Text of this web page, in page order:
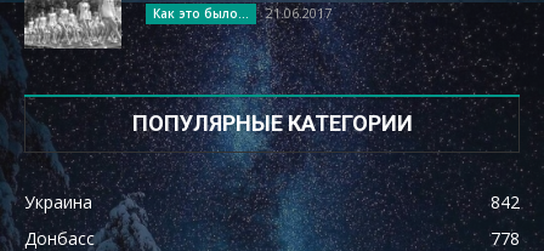
Как это было... 21.06.2017
ПОПУЛЯРНЫЕ КАТЕГОРИИ
Украина
842
Донбасс
778